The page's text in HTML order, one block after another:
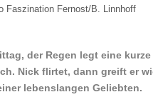
Faszination Fernost/B. Linnhoff
der Regen legt eine kurze
Nick flirtet, dann greift er
lebenslangen Geliebten.